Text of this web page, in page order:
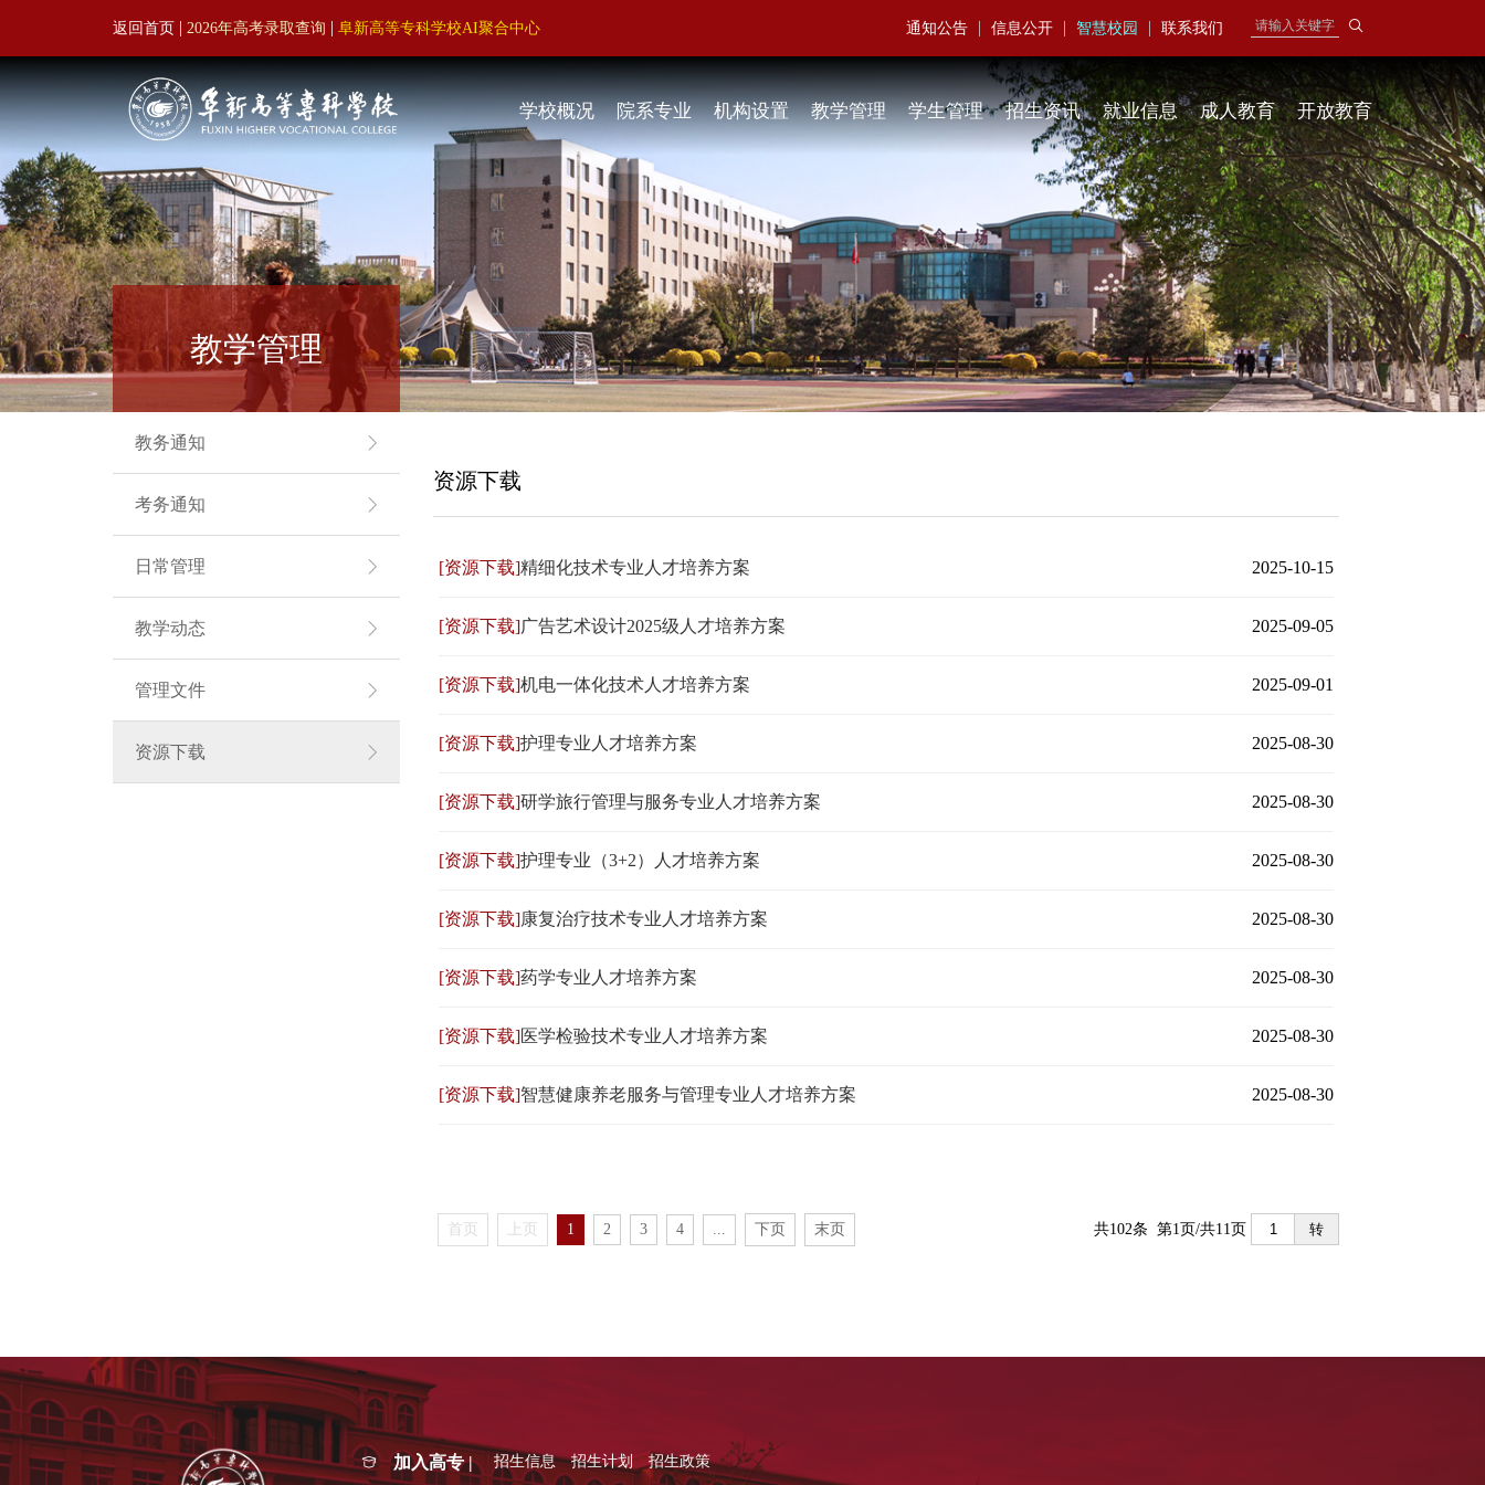
返回首页 | 2026年高考录取查询 | 阜新高等专科学校AI聚合中心 通知公告 | 信息公开 | 智慧校园 | 联系我们
学校概况 院系专业 机构设置 教学管理 学生管理 招生资讯 就业信息 成人教育 开放教育
教学管理
教务通知
考务通知
日常管理
教学动态
管理文件
资源下载
资源下载
[资源下载]精细化技术专业人才培养方案 2025-10-15
[资源下载]广告艺术设计2025级人才培养方案 2025-09-05
[资源下载]机电一体化技术人才培养方案 2025-09-01
[资源下载]护理专业人才培养方案 2025-08-30
[资源下载]研学旅行管理与服务专业人才培养方案 2025-08-30
[资源下载]护理专业（3+2）人才培养方案 2025-08-30
[资源下载]康复治疗技术专业人才培养方案 2025-08-30
[资源下载]药学专业人才培养方案 2025-08-30
[资源下载]医学检验技术专业人才培养方案 2025-08-30
[资源下载]智慧健康养老服务与管理专业人才培养方案 2025-08-30
首页 上页 1 2 3 4 ... 下页 末页 共102条 第1页/共11页 转
加入高专 | 招生信息 招生计划 招生政策